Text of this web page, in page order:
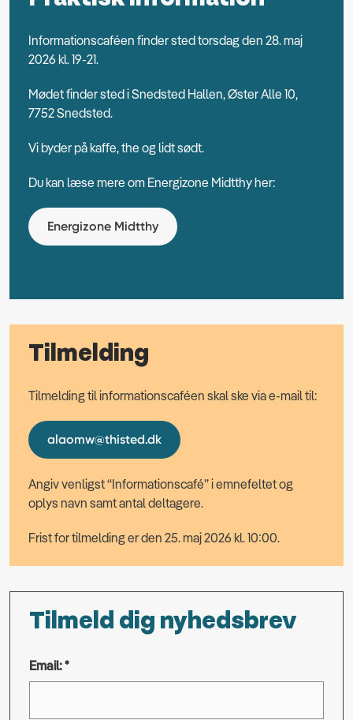
Informationscaféen finder sted torsdag den 28. maj
2026 kl. 19-21.
Mødet finder sted i Snedsted Hallen, Øster Alle 10,
7752 Snedsted.
Vi byder på kaffe, the og lidt sødt.
Du kan læse mere om Energizone Midtthy her:
Energizone Midtthy
Tilmelding
Tilmelding til informationscaféen skal ske via e-mail til:
alaomw@thisted.dk
Angiv venligst “Informationscafé” i emnefeltet og
oplys navn samt antal deltagere.
Frist for tilmelding er den 25. maj 2026 kl. 10:00.
Tilmeld dig nyhedsbrev
Email: *